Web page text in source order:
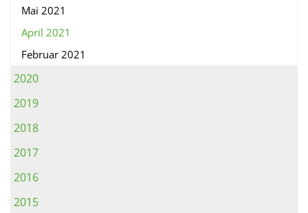
Mai 2021
April 2021
Februar 2021
2020
2019
2018
2017
2016
2015